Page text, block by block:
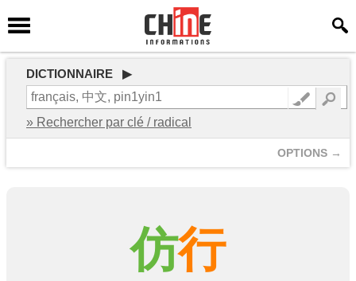
DICTIONNAIRE ▶
» Rechercher par clé / radical
OPTIONS →
仿行